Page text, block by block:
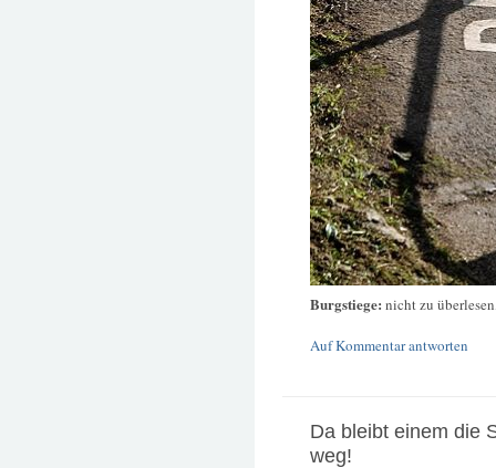
Burgstiege: nicht zu
Auf Kommentar antworten
Da bleibt einem die
weg!